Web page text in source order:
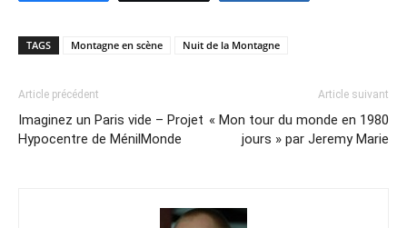
TAGS Montagne en scène Nuit de la Montagne
Article précédent
Imaginez un Paris vide – Projet
Hypocentre de MénilMonde
Article suivant
« Mon tour du monde en 1980
jours » par Jeremy Marie